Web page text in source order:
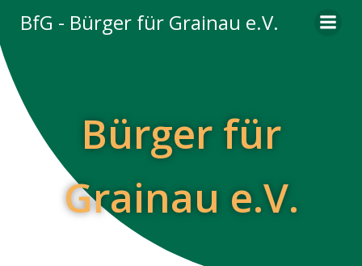
Inhalt
BfG - Bürger für Grainau e.V.
Bürger für
Grainau e.V.